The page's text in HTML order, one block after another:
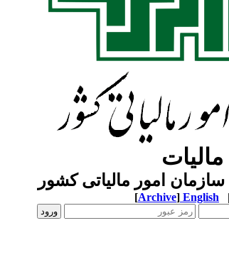
امور مالیاتی کشور
English
[Archive]